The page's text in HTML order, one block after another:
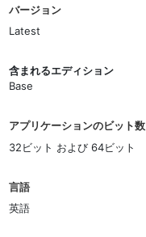
バージョン
Latest
含まれるエディション
Base
アプリケーションのビット数
32ビット および 64ビット
言語
英語